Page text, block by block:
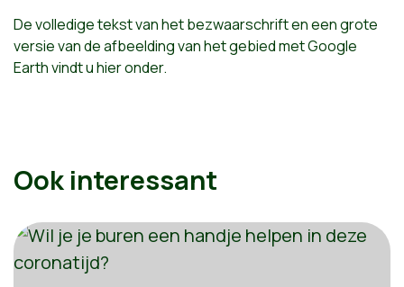
De volledige tekst van het bezwaarschrift en een grote
versie van de afbeelding van het gebied met Google
Earth vindt u hier onder.
Ook interessant